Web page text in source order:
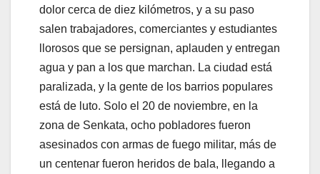
dolor cerca de diez kilómetros, y a su paso
salen trabajadores, comerciantes y estudiantes
llorosos que se persignan, aplauden y entregan
agua y pan a los que marchan. La ciudad está
paralizada, y la gente de los barrios populares
está de luto. Solo el 20 de noviembre, en la
zona de Senkata, ocho pobladores fueron
asesinados con armas de fuego militar, más de
un centenar fueron heridos de bala, llegando a